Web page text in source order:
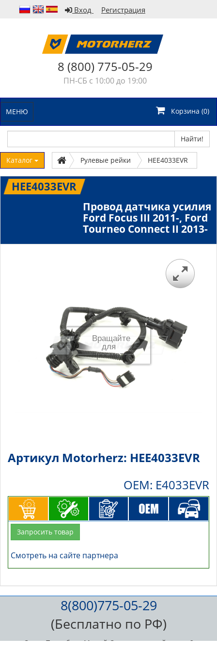
Вход Регистрация
8 (800) 775-05-29
ПН-СБ с 10:00 до 19:00
МЕНЮ Корзина (0)
Найти!
Каталог Рулевые рейки HEE4033EVR
HEE4033EVR
Провод датчика усилия
Ford Focus III 2011-, Ford
Tourneo Connect II 2013-
Вращайте
для
просмотра
Артикул Motorherz: HEE4033EVR
OEM: E4033EVR
Запросить товар
Смотреть на сайте партнера
8(800)775-05-29
(Бесплатно по РФ)
Санкт-Петербург, Малый Сампсониевский пр., д. 2